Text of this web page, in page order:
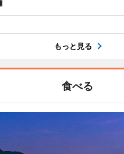
もっと見る
食べる